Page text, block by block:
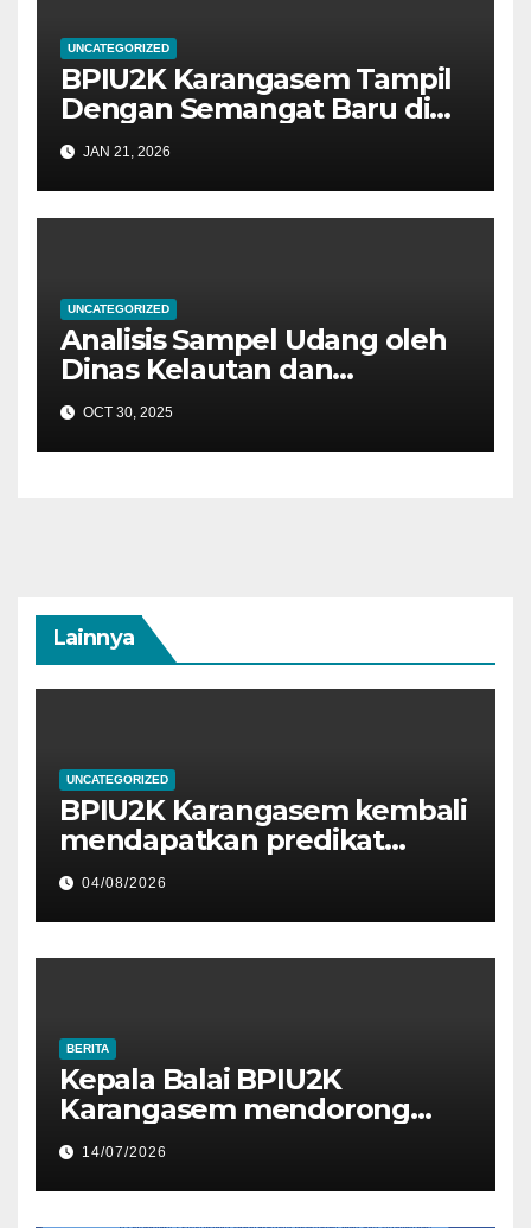
UNCATEGORIZED
BPIU2K Karangasem Tampil
Dengan Semangat Baru di
Tahun 2026
JAN 21, 2026
UNCATEGORIZED
Analisis Sampel Udang oleh
Dinas Kelautan dan
Perikanan Provinsi Bali di
BPIU2K Karangasem
OCT 30, 2025
Lainnya
UNCATEGORIZED
BPIU2K Karangasem kembali
mendapatkan predikat
sangat baik, Satker dengan
nilai IKPA 100 pada Semester
I Tahun 2026 oleh KPPN
Amlapura
04/08/2026
BERITA
Kepala Balai BPIU2K
Karangasem mendorong
seluruh pegawainya untuk
berjuang lebih keras untuk
menjaga kepercayaan
14/07/2026